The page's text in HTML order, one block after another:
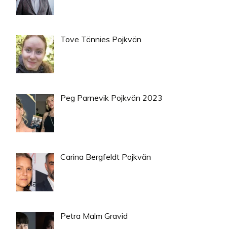
Tove Tönnies Pojkvän
Peg Parnevik Pojkvän 2023
Carina Bergfeldt Pojkvän
Petra Malm Gravid